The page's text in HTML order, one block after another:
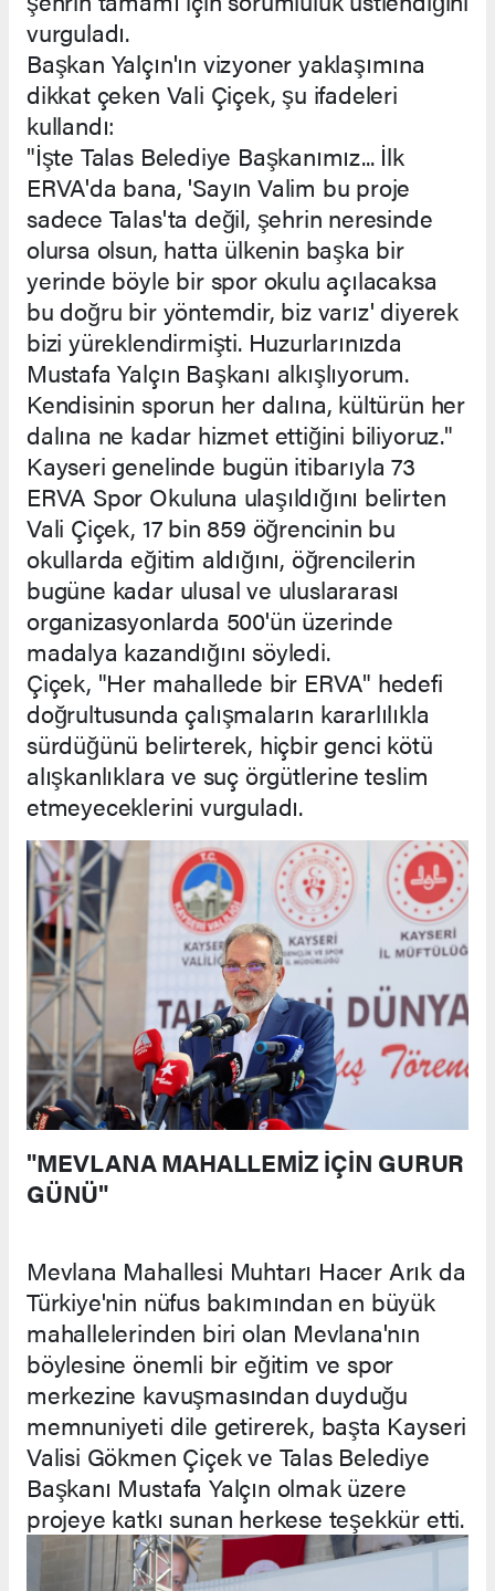
vurguladı.
Başkan Yalçın'ın vizyoner yaklaşımına
dikkat çeken Vali Çiçek, şu ifadeleri
kullandı:
"İşte Talas Belediye Başkanımız... İlk
ERVA'da bana, 'Sayın Valim bu proje
sadece Talas'ta değil, şehrin neresinde
olursa olsun, hatta ülkenin başka bir
yerinde böyle bir spor okulu açılacaksa
bu doğru bir yöntemdir, biz varız' diyerek
bizi yüreklendirmişti. Huzurlarınızda
Mustafa Yalçın Başkanı alkışlıyorum.
Kendisinin sporun her dalına, kültürün her
dalına ne kadar hizmet ettiğini biliyoruz."
Kayseri genelinde bugün itibarıyla 73
ERVA Spor Okuluna ulaşıldığını belirten
Vali Çiçek, 17 bin 859 öğrencinin bu
okullarda eğitim aldığını, öğrencilerin
bugüne kadar ulusal ve uluslararası
organizasyonlarda 500'ün üzerinde
madalya kazandığını söyledi.
Çiçek, "Her mahallede bir ERVA" hedefi
doğrultusunda çalışmaların kararlılıkla
sürdüğünü belirterek, hiçbir genci kötü
alışkanlıklara ve suç örgütlerine teslim
etmeyeceklerini vurguladı.
"MEVLANA MAHALLEMİZ İÇİN GURUR
GÜNÜ"
Mevlana Mahallesi Muhtarı Hacer Arık da
Türkiye'nin nüfus bakımından en büyük
mahallelerinden biri olan Mevlana'nın
böylesine önemli bir eğitim ve spor
merkezine kavuşmasından duyduğu
memnuniyeti dile getirerek, başta Kayseri
Valisi Gökmen Çiçek ve Talas Belediye
Başkanı Mustafa Yalçın olmak üzere
projeye katkı sunan herkese teşekkür etti.